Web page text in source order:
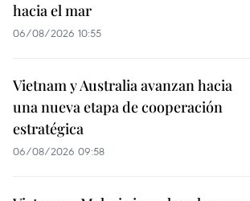
hacia el mar
06/08/2026 10:55
Vietnam y Australia avanzan hacia
una nueva etapa de cooperación
estratégica
06/08/2026 09:58